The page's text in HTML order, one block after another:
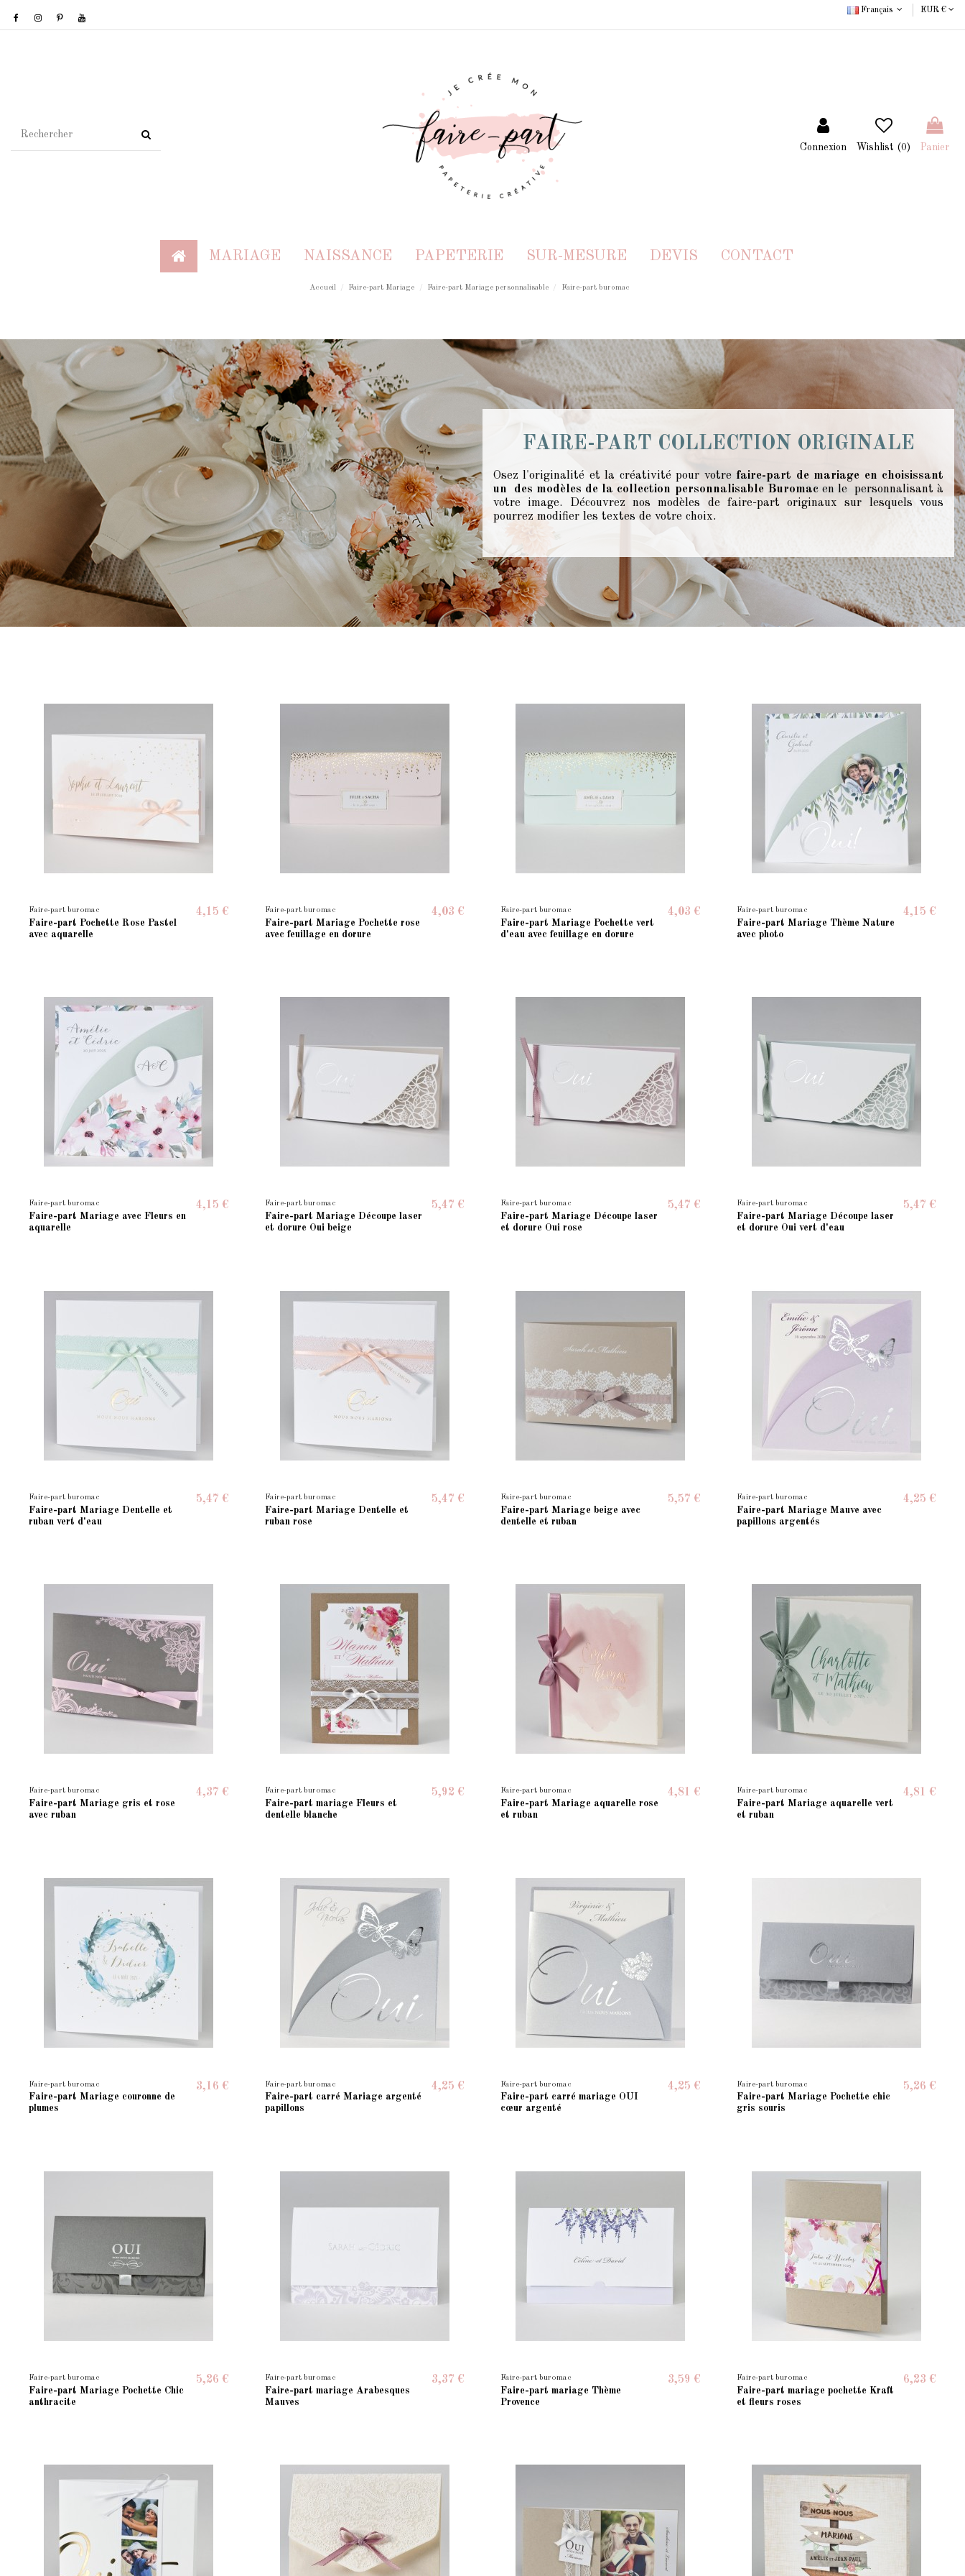
Français EUR €
Connexion Wishlist (0) Panier
MARIAGE NAISSANCE PAPETERIE SUR-MESURE DEVIS CONTACT
Accueil Faire-part Mariage Faire-part Mariage personnalisable Faire-part buromac
FAIRE-PART COLLECTION ORIGINALE
Osez l'originalité et la créativité pour votrefaire-part de mariage en choisissant
un des modèles de la collection personnalisable Buromacen le personnalisant à
votre image. Découvrez nos modèles de faire-part originaux sur lesquels vous
pourrez modifier les textes de votre choix.
Faire-part buromac
Faire-part Pochette Rose Pastel
avec aquarelle
4,15 € Faire-part buromac
Faire-part Mariage Pochette rose
avec feuillage en dorure
4,03 € Faire-part buromac
Faire-part Mariage Pochette vert
d'eau avec feuillage en dorure
4,03 € Faire-part buromac
Faire-part Mariage Thème Nature
avec photo
4,15 €
Faire-part buromac
Faire-part Mariage avec Fleurs en
aquarelle
4,15 € Faire-part buromac
Faire-part Mariage Découpe laser
et dorure Oui beige
5,47 € Faire-part buromac
Faire-part Mariage Découpe laser
et dorure Oui rose
5,47 € Faire-part buromac
Faire-part Mariage Découpe laser
et dorure Oui vert d'eau
5,47 €
Faire-part buromac
Faire-part Mariage Dentelle et
ruban vert d'eau
5,47 € Faire-part buromac
Faire-part Mariage Dentelle et
ruban rose
5,47 € Faire-part buromac
Faire-part Mariage beige avec
dentelle et ruban
5,57 € Faire-part buromac
Faire-part Mariage Mauve avec
papillons argentés
4,25 €
Faire-part buromac
Faire-part Mariage gris et rose
avec ruban
4,37 € Faire-part buromac
Faire-part mariage Fleurs et
dentelle blanche
5,92 € Faire-part buromac
Faire-part Mariage aquarelle rose
et ruban
4,81 € Faire-part buromac
Faire-part Mariage aquarelle vert
et ruban
4,81 €
Faire-part buromac
Faire-part Mariage couronne de
plumes
3,16 € Faire-part buromac
Faire-part carré Mariage argenté
papillons
4,25 € Faire-part buromac
Faire-part carré mariage OUI
cœur argenté
4,25 € Faire-part buromac
Faire-part Mariage Pochette chic
gris souris
5,26 €
Faire-part buromac
Faire-part Mariage Pochette Chic
anthracite
5,26 € Faire-part buromac
Faire-part mariage Arabesques
Mauves
3,37 € Faire-part buromac
Faire-part mariage Thème
Provence
3,59 € Faire-part buromac
Faire-part mariage pochette Kraft
et fleurs roses
6,23 €